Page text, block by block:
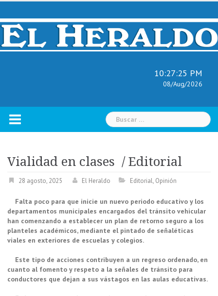
Skip
content
10:27:26 PM
08/Aug/2026
Buscar:
Vialidad en clases / Editorial
28 agosto, 2025 El Heraldo Editorial, Opinión
Falta poco para que inicie un nuevo periodo educativo y los
departamentos municipales encargados del tránsito vehicular
han comenzando a establecer un plan de retorno seguro a los
planteles académicos, mediante el pintado de señaléticas
viales en exteriores de escuelas y colegios.
Este tipo de acciones contribuyen a un regreso ordenado, en
cuanto al fomento y respeto a la señales de tránsito para
conductores que dejan a sus vástagos en las aulas educativas.